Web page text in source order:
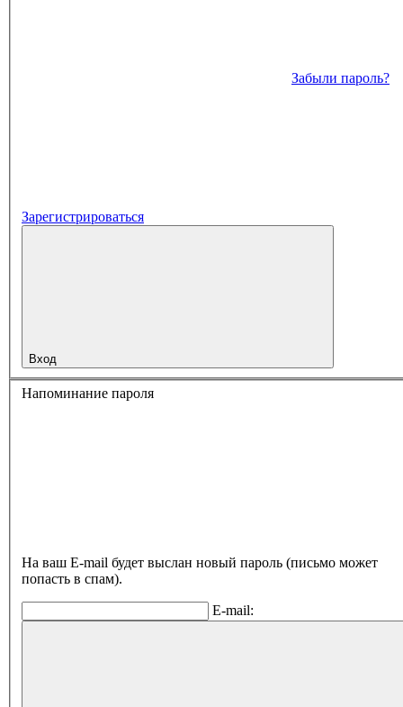
Забыли пароль?
Зарегистрироваться
Вход
Напоминание пароля
На ваш E-mail будет выслан новый пароль (письмо может
попасть в спам).
E-mail: